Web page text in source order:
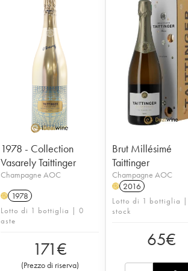
1978 - Collection
Vasarely Taittinger
Champagne AOC
H 1978
Lotto di 1 bottiglia | 0
aste
171€
(Prezzo di riserva)
Brut Millésimé
Taittinger
Champagne AOC
H 2016
Lotto di 1 bottiglia
stock
65€